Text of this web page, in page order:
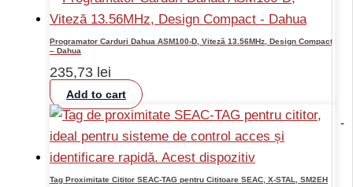
-
Programator Carduri Dahua ASM100-D, Viteză 13.56MHz, Design Compact
– Dahua
235,73 lei
Add to cart
Tag Proximitate Cititor SEAC-TAG pentru Cititoare SEAC, X-STAL, SM2EH